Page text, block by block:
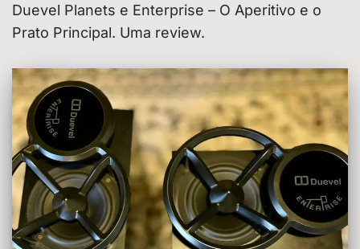
Duevel Planets e Enterprise – O Aperitivo e o
Prato Principal. Uma review.